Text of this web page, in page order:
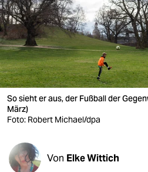
berlin
nord
wahrheit
verlag
verlag
shop
So sieht er aus, der Fußball der
März)
Foto: Robert Michael/dpa
Von Elke Wittich